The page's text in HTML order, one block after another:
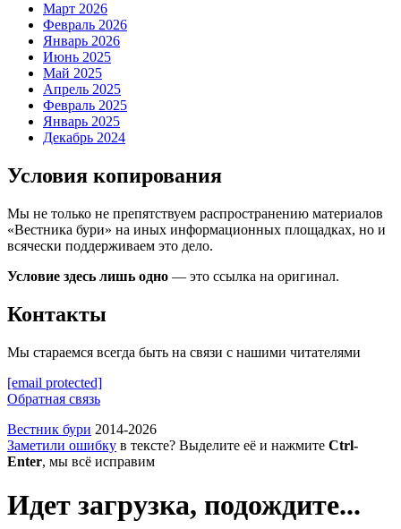
Март 2026
Февраль 2026
Январь 2026
Июнь 2025
Май 2025
Апрель 2025
Февраль 2025
Январь 2025
Декабрь 2024
Условия копирования
Мы не только не препятствуем распространению материалов
«Вестника бури» на иных информационных площадках, но и
всячески поддерживаем это дело.
Условие здесь лишь одно — это ссылка на оригинал.
Контакты
Мы стараемся всегда быть на связи с нашими читателями
[email protected]
Обратная связь
Вестник бури 2014-2026
Заметили ошибку в тексте? Выделите её и нажмите Ctrl-
Enter, мы всё исправим
Идет загрузка, подождите...